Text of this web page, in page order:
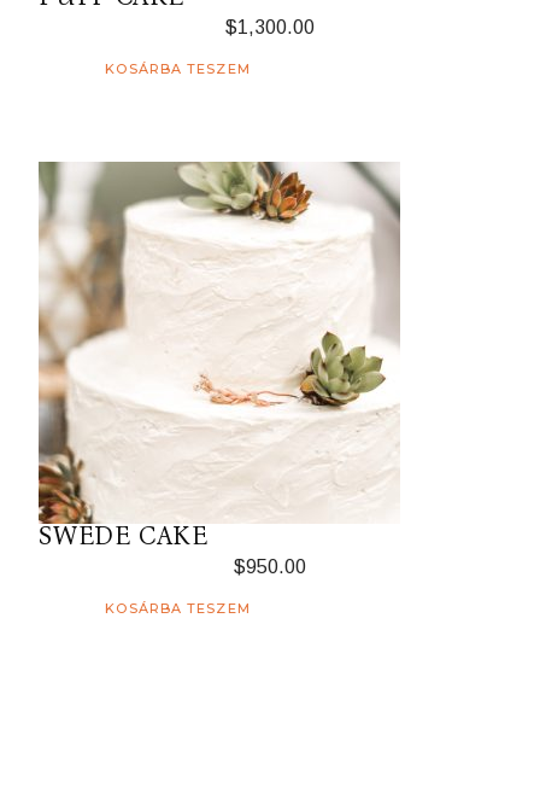
$1,300.00
KOSÁRBA TESZEM
SWEDE CAKE
$950.00
KOSÁRBA TESZEM